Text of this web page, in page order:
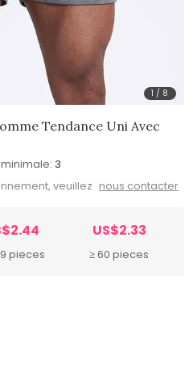
1 / 8
Tendance Uni Avec
3
veuillez nous contacter
pieces
US$2.33
≥ 60 pieces